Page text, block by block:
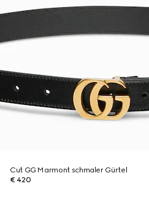
Cut GG Marmont schmaler Gürtel
€ 420